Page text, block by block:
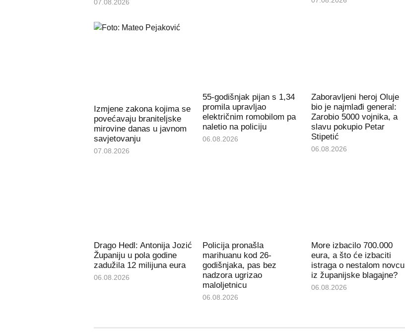
07.08.2026
Izmjene zakona kojima se
povećavaju braniteljske
mirovine danas u javnom
savjetovanju
07.08.2026
55-godišnjak pijan s 1,34
promila upravljao
električnim romobilom pa
naletio na policiju
06.08.2026
Zaboravljeni heroj Oluje
bio je najmlađi general:
Zarobio 5000 vojnika, a
slavu pokupio Petar
Stipetić
06.08.2026
Drago Hedl: Antonija Jozić
Županiju u pola godine
zadužila 12 milijuna eura
06.08.2026
Policija pronašla
marihuanu kod 26-
godišnjaka, pas bez
nadzora ugrizao
maloljetnicu
06.08.2026
More izbacilo 700.000
eura, a što će izbaciti
istraga o nestalom novcu
iz županijske blagajne?
06.08.2026